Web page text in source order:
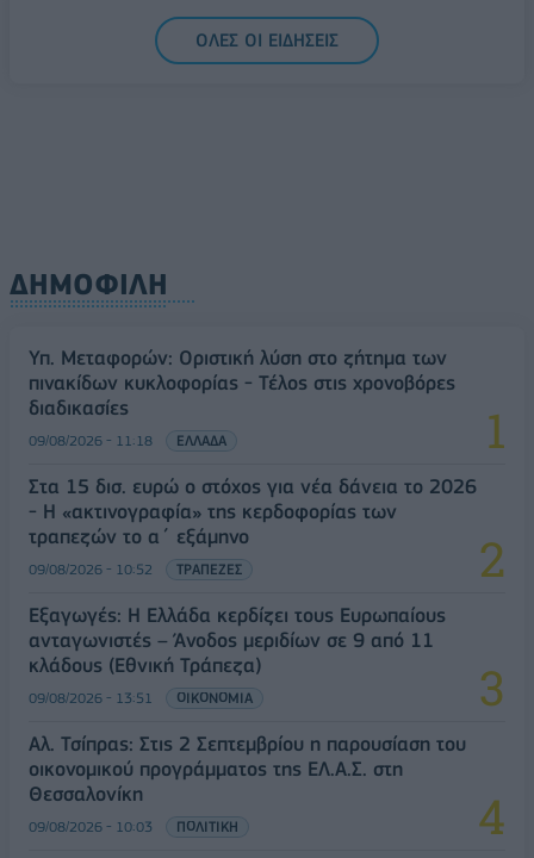
Δεύτερη πηγή εισοδήματος για τους επαγγελματίες
ψαράδες ο αλιευτικός τουρισμός
ΟΛΕΣ ΟΙ ΕΙΔΗΣΕΙΣ
ΔΗΜΟΦΙΛΗ
Υπ. Μεταφορών: Οριστική λύση στο ζήτημα των
πινακίδων κυκλοφορίας - Τέλος στις χρονοβόρες
διαδικασίες
09/08/2026 - 11:18 ΕΛΛΑΔΑ
Στα 15 δισ. ευρώ ο στόχος για νέα δάνεια το 2026
- Η «ακτινογραφία» της κερδοφορίας των
τραπεζών το α΄ εξάμηνο
09/08/2026 - 10:52 ΤΡΑΠΕΖΕΣ
Εξαγωγές: Η Ελλάδα κερδίζει τους Ευρωπαίους
ανταγωνιστές – Άνοδος μεριδίων σε 9 από 11
κλάδους (Εθνική Τράπεζα)
09/08/2026 - 13:51 ΟΙΚΟΝΟΜΙΑ
Αλ. Τσίπρας: Στις 2 Σεπτεμβρίου η παρουσίαση του
οικονομικού προγράμματος της ΕΛ.Α.Σ. στη
Θεσσαλονίκη
09/08/2026 - 10:03 ΠΟΛΙΤΙΚΗ